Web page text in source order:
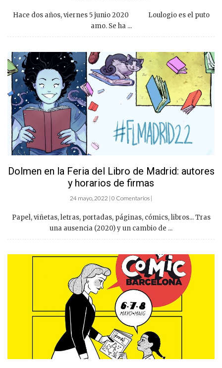
Hace dos años, viernes 5 junio 2020 Loulogio es el puto
amo. Se ha ...
Dolmen en la Feria del Libro de Madrid: autores
y horarios de firmas
24 mayo, 2022 | 0 Comentarios |
Papel, viñetas, letras, portadas, páginas, cómics, libros... Tras
una ausencia (2020) y un cambio de ...